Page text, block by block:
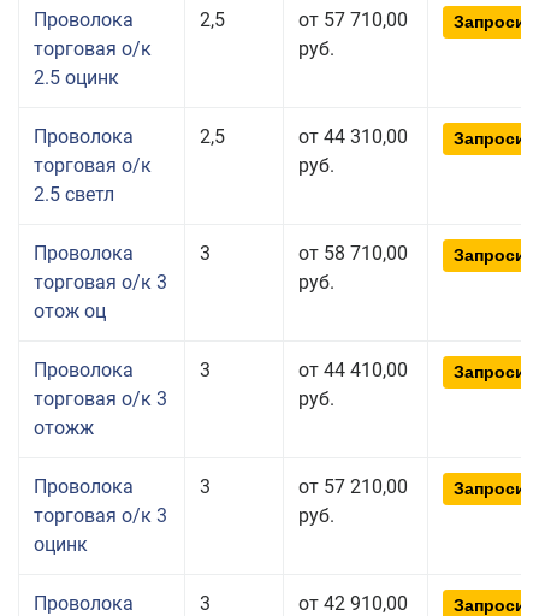
Проволока
торговая о/к
2.5 оцинк
2,5
от 57 710,00
руб.
Проволока
торговая о/к
2.5 светл
2,5
от 44 310,00
руб.
Проволока
торговая о/к 3
отож оц
3
от 58 710,00
руб.
Проволока
торговая о/к 3
отожж
3
от 44 410,00
руб.
Проволока
торговая о/к 3
оцинк
3
от 57 210,00
руб.
Проволока
3
от 42 910,00